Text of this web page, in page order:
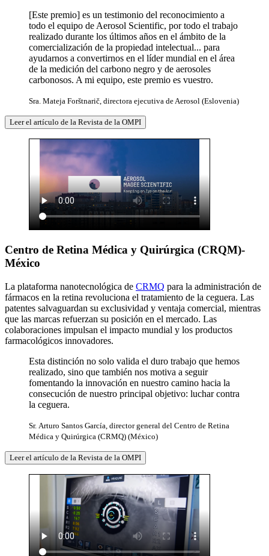
[Este premio] es un testimonio del reconocimiento a
todo el equipo de Aerosol Scientific, por todo el trabajo
realizado durante los últimos años en el ámbito de la
comercialización de la propiedad intelectual... para
ayudarnos a convertirnos en el líder mundial en el área
de la medición del carbono negro y de aerosoles
carbonosos. A mi equipo, este premio es vuestro.
Sra. Mateja Forštnarič, directora ejecutiva de Aerosol (Eslovenia)
Leer el artículo de la Revista de la OMPI
Centro de Retina Médica y Quirúrgica (CRQM)-
México
La plataforma nanotecnológica de CRMQ para la administración de
fármacos en la retina revoluciona el tratamiento de la ceguera. Las
patentes salvaguardan su exclusividad y ventaja comercial, mientras
que las marcas refuerzan su posición en el mercado. Las
colaboraciones impulsan el impacto mundial y los productos
farmacológicos innovadores.
Esta distinción no solo valida el duro trabajo que hemos
realizado, sino que también nos motiva a seguir
fomentando la innovación en nuestro camino hacia la
consecución de nuestro principal objetivo: luchar contra
la ceguera.
Sr. Arturo Santos García, director general del Centro de Retina
Médica y Quirúrgica (CRMQ) (México)
Leer el artículo de la Revista de la OMPI